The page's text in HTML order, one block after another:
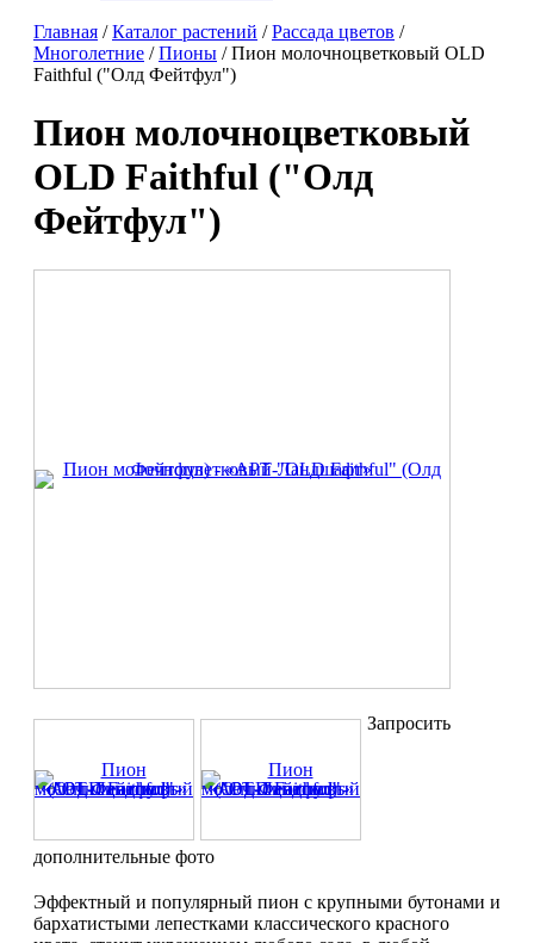
Главная /Каталог растений /Рассада цветов /
Многолетние /Пионы / Пион молочноцветковый OLD
Faithful ("Олд Фейтфул")
Пион молочноцветковый
OLD Faithful ("Олд
Фейтфул")
Запросить
дополнительные фото
Эффектный и популярный пион с крупными бутонами и
бархатистыми лепестками классического красного